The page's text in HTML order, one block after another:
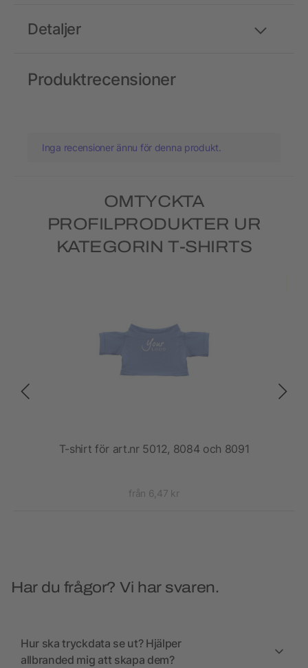
Detaljer
Produktrecensioner
Inga recensioner ännu för denna produkt.
OMTYCKTA
PROFILPRODUKTER UR
KATEGORIN T-SHIRTS
T-shirt för art.nr 5012, 8084 och 8091
från 6,47 kr
Har du frågor? Vi har svaren.
Hur ska tryckdata se ut? Hjälper
allbranded mig att skapa dem?